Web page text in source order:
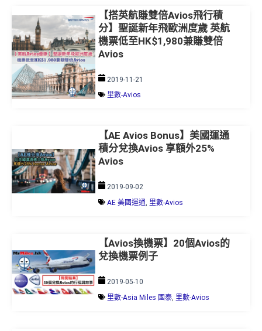
【搭英航賺雙倍Avios飛行積
分】聖誕新年飛歐洲度歲 英航
機票低至HK$1,980兼賺雙倍
Avios
2019-11-21
里數-Avios
【AE Avios Bonus】美國運通
積分兌換Avios 享額外25%
Avios
2019-09-02
AE 美國運通, 里數-Avios
【Avios換機票】20個Avios的
兌換機票例子
2019-05-10
里數-Asia Miles 國泰, 里數-Avios